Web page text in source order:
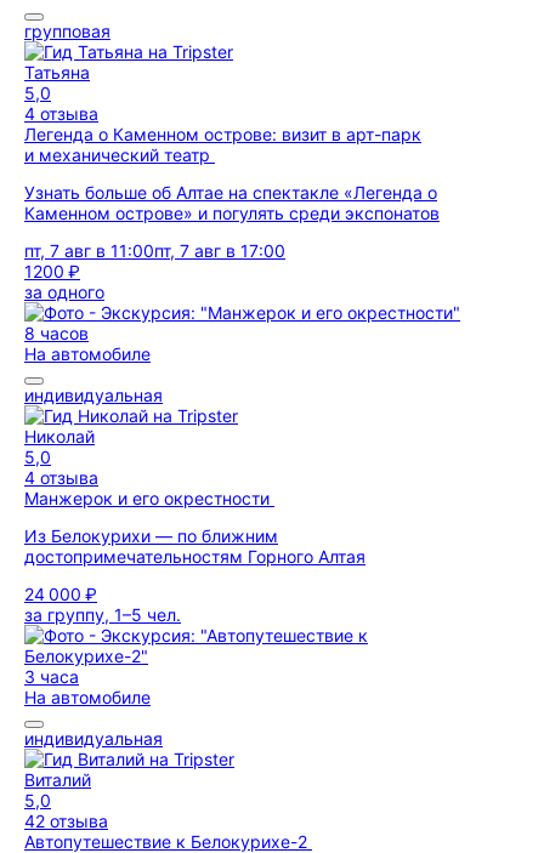
групповая
Татьяна
5,0
4 отзыва
Легенда о Каменном острове: визит в арт-парк
и механический театр
Узнать больше об Алтае на спектакле «Легенда о
Каменном острове» и погулять среди экспонатов
пт, 7 авг в 11:00пт, 7 авг в 17:00
1200 ₽
за одного
8 часов
На автомобиле
индивидуальная
Николай
5,0
4 отзыва
Манжерок и его окрестности
Из Белокурихи — по ближним
достопримечательностям Горного Алтая
24 000 ₽
за группу, 1–5 чел.
3 часа
На автомобиле
индивидуальная
Виталий
5,0
42 отзыва
Автопутешествие к Белокурихе-2